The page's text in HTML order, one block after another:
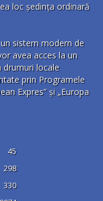
loc ședința ordinară
sistem modern de
avea acces la un
drumuri locale
prin Programele
Expres” și „Europa
45
298
330